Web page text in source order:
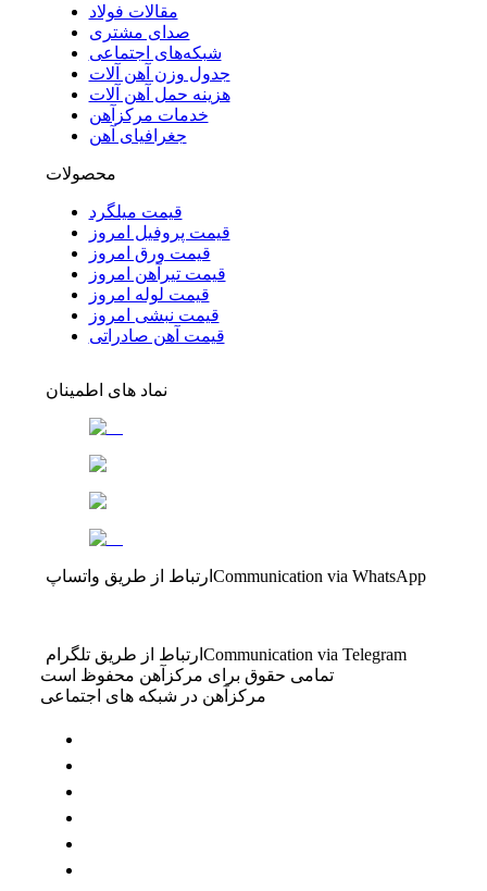
مقالات فولاد
صدای مشتری
شبکه‌های اجتماعی
جدول وزن آهن آلات
هزینه حمل آهن آلات
خدمات مرکزآهن
جغرافیای آهن
محصولات
قیمت میلگرد
قیمت پروفیل امروز
قیمت ورق امروز
قیمت تیرآهن امروز
قیمت لوله امروز
قیمت نبشی امروز
قیمت آهن صادراتی
نماد های اطمینان
ارتباط از طریق واتساپ Communication via WhatsApp
ارتباط از طریق تلگرام Communication via Telegram
تمامی حقوق برای مرکزآهن محفوظ است
مرکزآهن در شبکه های اجتماعی